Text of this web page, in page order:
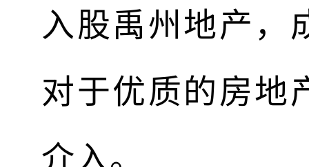
入股禹州地产，
对于优质的房地
介入。